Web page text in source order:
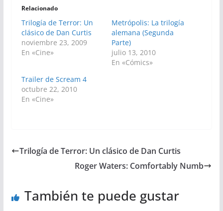
Relacionado
Trilogía de Terror: Un
clásico de Dan Curtis
noviembre 23, 2009
En «Cine»
Metrópolis: La trilogía
alemana (Segunda
Parte)
julio 13, 2010
En «Cómics»
Trailer de Scream 4
octubre 22, 2010
En «Cine»
Trilogía de Terror: Un clásico de Dan Curtis
Roger Waters: Comfortably Numb
También te puede gustar